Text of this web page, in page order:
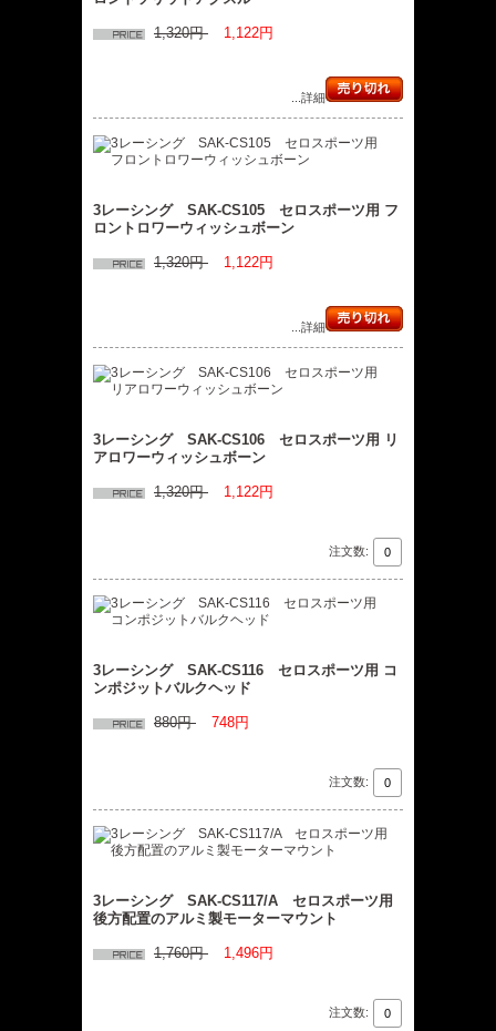
1,320円 1,122円
...詳細
3レーシング SAK-CS105 セロスポーツ用 フ
ロントロワーウィッシュボーン
1,320円 1,122円
...詳細
3レーシング SAK-CS106 セロスポーツ用 リ
アロワーウィッシュボーン
1,320円 1,122円
注文数:
3レーシング SAK-CS116 セロスポーツ用 コ
ンポジットバルクヘッド
880円 748円
注文数:
3レーシング SAK-CS117/A セロスポーツ用
後方配置のアルミ製モーターマウント
1,760円 1,496円
注文数: